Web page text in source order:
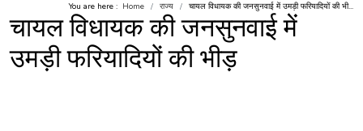
You are here : Home राज्य चायल विधायक की जनसुनवाई में उमड़ी फरियादियों की भी...
चायल विधायक की जनसुनवाई में
उमड़ी फरियादियों की भीड़